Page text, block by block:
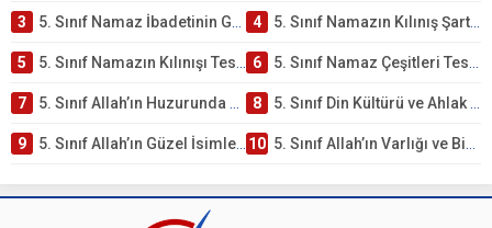
3 5. Sınıf Namaz İbadetinin Getirdiği Faydalar Testi 4 5. Sınıf Namazın Kılınış Şartları Testi
5 5. Sınıf Namazın Kılınışı Testi – Online Çöz 6 5. Sınıf Namaz Çeşitleri Testi – Online Çöz
7 5. Sınıf Allah’ın Huzurunda Olmak – Namaz İbadeti Testi 8 5. Sınıf Din Kültürü ve Ahlak Bilgisi 1. Ünite: Allah İnancı Çalışmaları
9 5. Sınıf Allah’ın Güzel İsimleri Testi – Online Çöz 10 5. Sınıf Allah’ın Varlığı ve Birliği Testi – Online Çöz